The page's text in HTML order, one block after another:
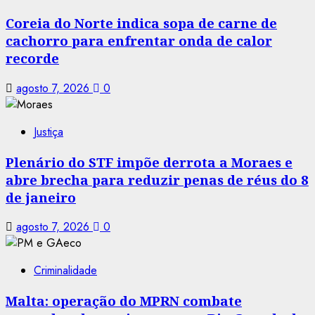
Coreia do Norte indica sopa de carne de
cachorro para enfrentar onda de calor
recorde
agosto 7, 2026 0
Justiça
Plenário do STF impõe derrota a Moraes e
abre brecha para reduzir penas de réus do 8
de janeiro
agosto 7, 2026 0
Criminalidade
Malta: operação do MPRN combate